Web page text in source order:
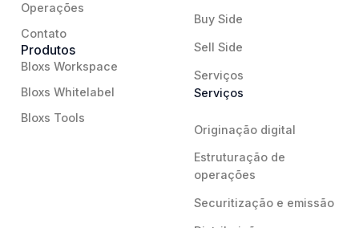
Operações
Contato
Produtos
Bloxs Workspace
Bloxs Whitelabel
Bloxs Tools
Buy Side
Sell Side
Serviços
Serviços
Originação digital
Estruturação de
operações
Securitização e emissão